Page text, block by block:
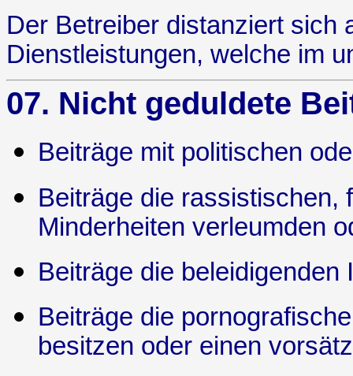
Der Betreiber distanziert sich
Dienstleistungen, welche im
07. Nicht geduldete
Beiträge mit politischen
Beiträge die rassistischen,
Minderheiten verleumden
Beiträge die beleidigenden
Beiträge die
besitzen oder einen